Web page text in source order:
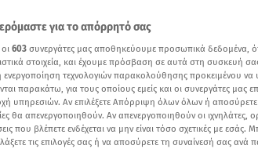
για το απόρρητό σας
603 συνεργάτες μας αποθηκεύουμε προσωπικά δεδομένα,
στοιχεία, και έχουμε πρόσβαση σε αυτά στη συσκευή
ενεργοποίηση τεχνολογιών παρακολούθησης προκειμένου να
παρακάτω, για τους οποίους εμείς και οι συνεργάτες μας
υπηρεσιών. Αν επιλέξετε Απόρριψη όλων όλων ή
θα απενεργοποιηθούν. Αν απενεργοποιηθούν οι ιχνηλάτες,
που βλέπετε ενδέχεται να μην είναι τόσο σχετικές με εσάς.
τις επιλογές σας ή να αποσύρετε τη συναίνεσή σας